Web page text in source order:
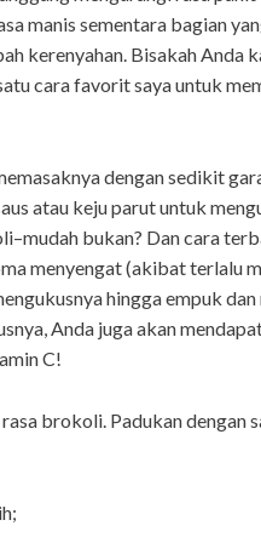
manis sementara bagian
kerenyahan. Bisakah Anda
cara favorit saya untuk
dengan sedikit
atau keju parut untuk
bukan? Dan cara
menyengat (akibat terlalu
hingga empuk dan
Anda juga akan
C!
brokoli. Padukan dengan